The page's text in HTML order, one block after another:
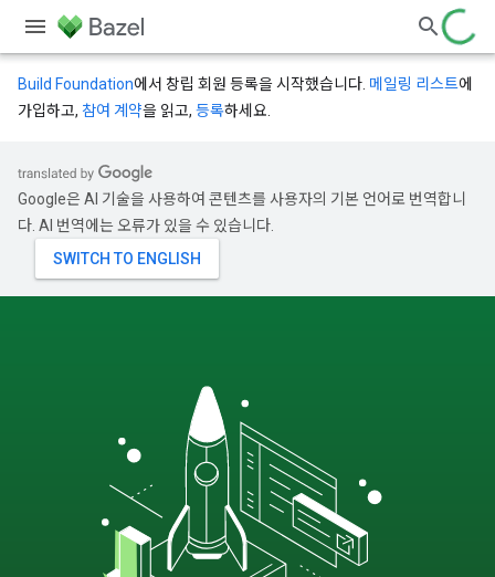
Build Foundation에서 창립 회원 등록을 시작했습니다. 메일링 리스트에
가입하고, 참여 계약을 읽고, 등록하세요.
Google은 AI 기술을 사용하여 콘텐츠를 사용자의 기본 언어로 번역합니
다. AI 번역에는 오류가 있을 수 있습니다.